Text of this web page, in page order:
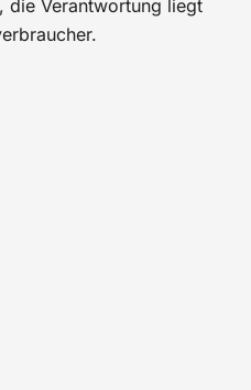
die Verantwortung liegt